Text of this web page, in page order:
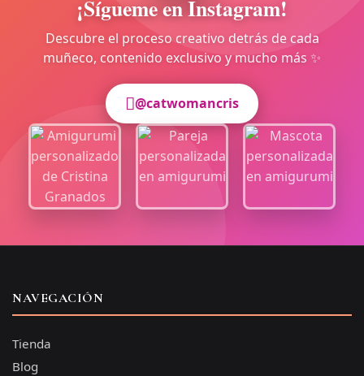
¡Sígueme en Instagram!
Descubre el proceso creativo detrás de cada
muñeco, contenido exclusivo y mucho más ✨
@catwomancris
NAVEGACIÓN
Tienda
Blog